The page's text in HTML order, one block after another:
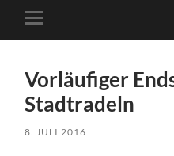
Mobile-
Menü
Vorläufiger
Stadtradeln
8. JULI 2016